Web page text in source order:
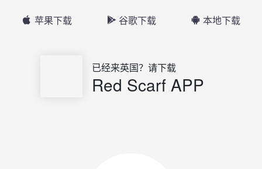
苹果下载 谷歌下载 本地下载
已经来英国？请下载
Red Scarf APP